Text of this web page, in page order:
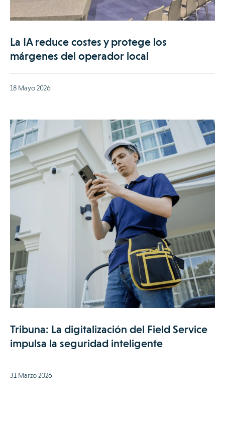
La IA reduce costes y protege los
márgenes del operador local
18 Mayo 2026
Tribuna: La digitalización del Field Service
impulsa la seguridad inteligente
31 Marzo 2026